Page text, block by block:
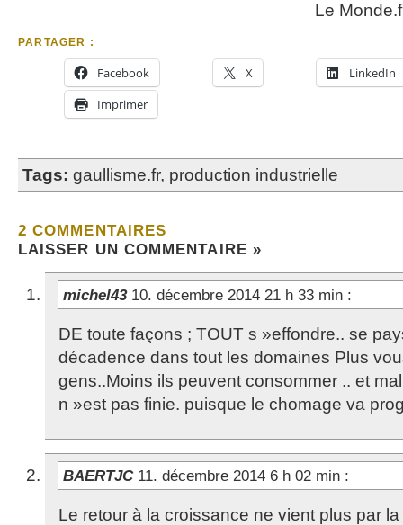
Le
PARTAGER :
Facebook X
LinkedIn
Imprimer
Tags: gaullisme.fr, production industrielle
2 COMMENTAIRES
LAISSER UN COMMENTAIRE »
michel43 10. décembre 2014 21 h 33 min :
DE toute façons ; TOUT s »effondre.. se
décadence dans tout les domaines Plus
gens..Moins ils peuvent consommer .. et
n »est pas finie. puisque le chomage va
BAERTJC 11. décembre 2014 6 h 02 min :
Le retour à la croissance ne vient plus par